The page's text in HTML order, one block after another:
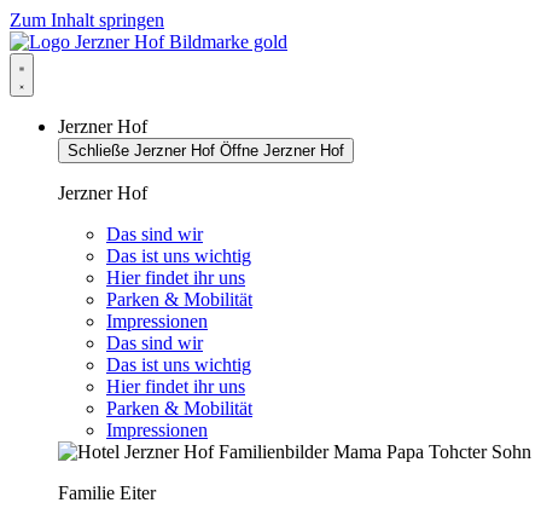
Zum Inhalt springen
Jerzner Hof
Schließe Jerzner Hof Öffne Jerzner Hof
Jerzner Hof
Das sind wir
Das ist uns wichtig
Hier findet ihr uns
Parken & Mobilität
Impressionen
Das sind wir
Das ist uns wichtig
Hier findet ihr uns
Parken & Mobilität
Impressionen
Familie Eiter